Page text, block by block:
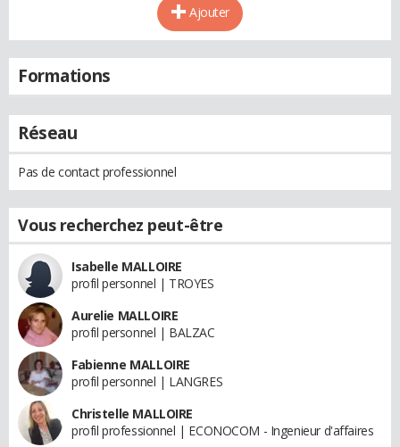
Ajouter
Formations
Réseau
Pas de contact professionnel
Vous recherchez peut-être
Isabelle MALLOIRE
profil personnel | TROYES
Aurelie MALLOIRE
profil personnel | BALZAC
Fabienne MALLOIRE
profil personnel | LANGRES
Christelle MALLOIRE
profil professionnel | ECONOCOM - Ingenieur d'affaires